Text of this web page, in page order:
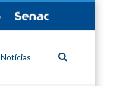
Notícias